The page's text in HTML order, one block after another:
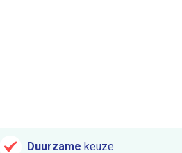
Duurzame keuze